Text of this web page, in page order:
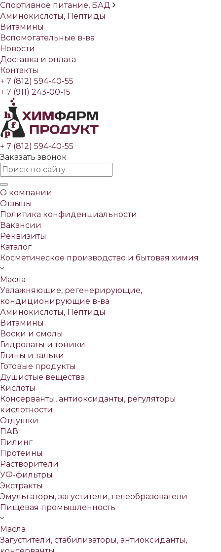
Спортивное питание, БАД
Аминокислоты, Пептиды
Витамины
Вспомогательные в-ва
Новости
Доставка и оплата
Контакты
+ 7 (812) 594-40-55
+ 7 (911) 243-00-15
+ 7 (812) 594-40-55
Заказать звонок
О компании
Отзывы
Политика конфиденциальности
Вакансии
Реквизиты
Каталог
Косметическое производство и бытовая химия
Масла
Увлажняющие, регенерирующие,
кондиционирующие в-ва
Аминокислоты, Пептиды
Витамины
Воски и смолы
Гидролаты и тоники
Глины и тальки
Готовые продукты
Душистые вещества
Кислоты
Консерванты, антиоксиданты, регуляторы
кислотности
Отдушки
ПАВ
Пилинг
Протеины
Растворители
УФ-фильтры
Экстракты
Эмульгаторы, загустители, гелеобразователи
Пищевая промышленность
Масла
Загустители, стабилизаторы, антиоксиданты,